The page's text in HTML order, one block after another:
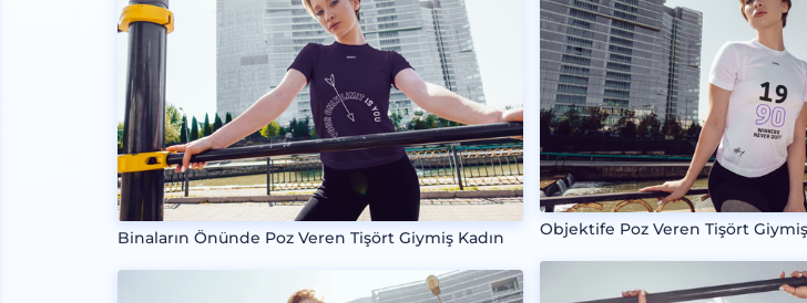
Binaların Önünde Poz Veren Tişört Giymiş Kadın Objektife Poz Veren Tişört Giymiş